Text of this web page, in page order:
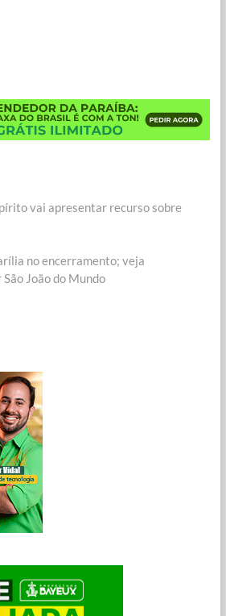
vai apresentar recurso sobre
no encerramento; veja
João do Mundo